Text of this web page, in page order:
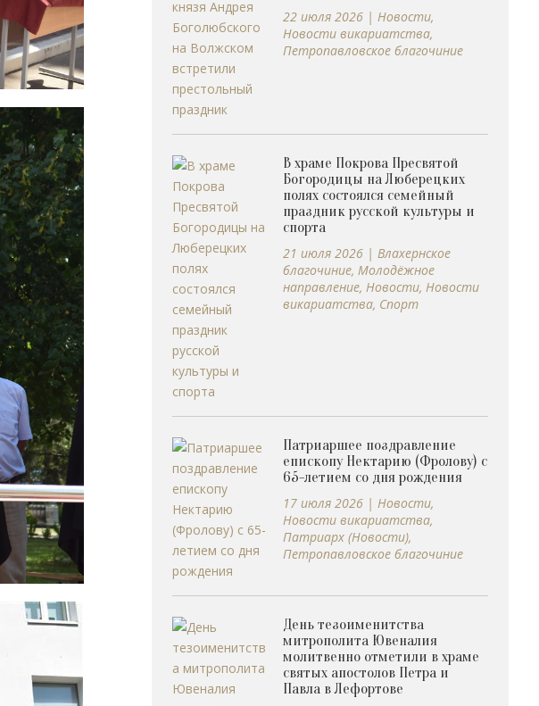
22 июля 2026 |Новости,
Новости викариатства,
Петропавловское благочиние
В храме Покрова Пресвятой
Богородицы на Люберецких
полях состоялся семейный
праздник русской культуры и
спорта
21 июля 2026 |Влахернское
благочиние,Молодёжное
направление,Новости,Новости
викариатства, Спорт
Патриаршее поздравление
епископу Нектарию (Фролову) с
65-летием со дня рождения
17 июля 2026 |Новости,
Новости викариатства,
Патриарх (Новости),
Петропавловское благочиние
День тезоименитства
митрополита Ювеналия
молитвенно отметили в храме
святых апостолов Петра и
Павла в Лефортове